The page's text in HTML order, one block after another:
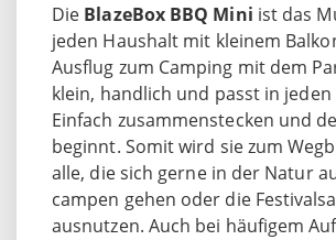
Die BlazeBox BBQ Mini ist das
jeden Haushalt mit kleinem
Ausflug zum Camping mit dem
klein, handlich und passt in jeden
Einfach zusammenstecken und
beginnt. Somit wird sie zum
alle, die sich gerne in der Natur
campen gehen oder die
ausnutzen. Auch bei häufigem